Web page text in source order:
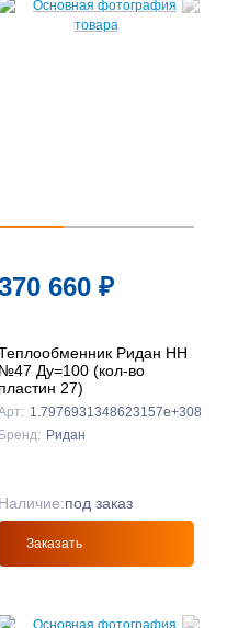
660 ₽
Ридан НН
№47 Ду=100 (кол-во
пластин 27)
1.7976931348623157e+308
Бренд: Ридан
Наличие:под заказ
Заказать